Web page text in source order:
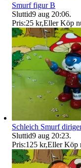
Smurf figur B
Sluttid9 aug 20:06.
Pris:25 kr,Eller Köp
Schleich Smurf
Sluttid9 aug 20:23.
Pris:125 kr,Eller Köp